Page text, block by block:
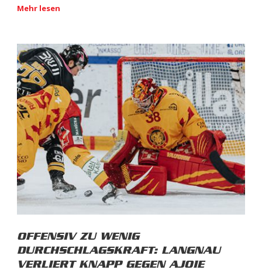
Mehr lesen
OFFENSIV ZU WENIG
DURCHSCHLAGSKRAFT: LANGNAU
VERLIERT KNAPP GEGEN AJOIE